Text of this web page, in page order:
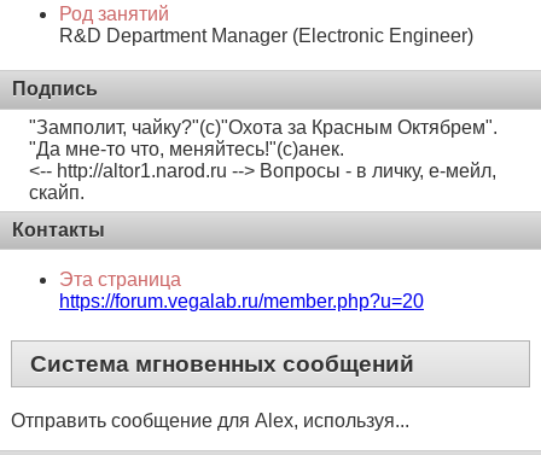
Род занятий
R&D Department Manager (Electronic Engineer)
Подпись
"Замполит, чайку?"(с)"Охота за Красным Октябрем".
"Да мне-то что, меняйтесь!"(с)анек.
<-- http://altor1.narod.ru --> Вопросы - в личку, е-мейл,
скайп.
Контакты
Эта страница
https://forum.vegalab.ru/member.php?u=20
Система мгновенных сообщений
Отправить сообщение для Alex, используя...